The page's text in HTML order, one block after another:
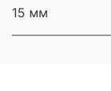
15 мм